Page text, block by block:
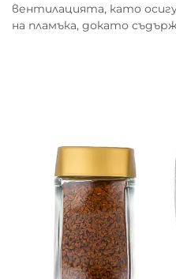
вентилацията, като
на пламъка, докато